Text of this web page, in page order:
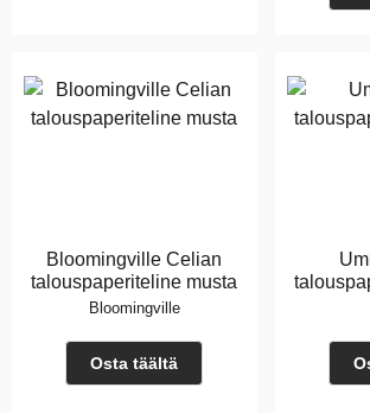
Bloomingville Celian
talouspaperiteline musta
Bloomingville
Osta täältä